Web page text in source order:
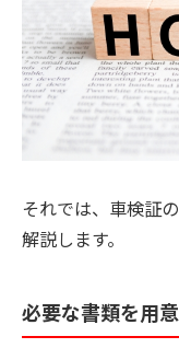
それでは、車検証
解説します。
必要な書類を用